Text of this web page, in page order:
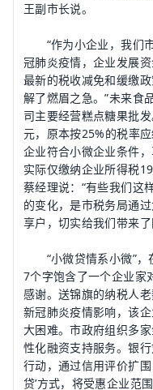
王副市长说。
“作为小企业，我们市
冠肺炎疫情，企业发展
最新的税收减免和缓缴
解了燃眉之急。”未来食
司主要经营糕点糖果批
元，原本按25%的税率
企业符合小微企业条件
实际仅缴纳企业所得税
蔡经理说：“有些我们这
的变化，是市税务局通
享户，切实给我们带来
“小微贷情系小微”，
7个字饱含了一个企业家
感谢。送锦旗的纳税人
新冠肺炎疫情影响，该
大困难。市政府组织多
性化融资支持服务。银
行动，通过信用评价扩
贷’方式，将受惠企业范